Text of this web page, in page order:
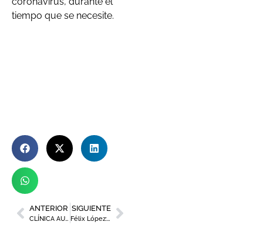
tiempo que se necesite.
ANTERIOR
CLÍNICA AURA “Desata tu belleza”
SIGUIENTE
Félix López: “Hemos pasado de fabricar sofás a crear mascarillas”